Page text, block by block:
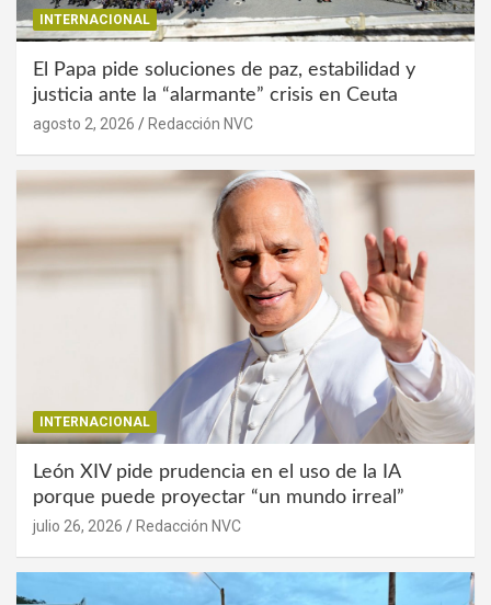
INTERNACIONAL
El Papa pide soluciones de paz, estabilidad y
justicia ante la “alarmante” crisis en Ceuta
agosto 2, 2026 Redacción NVC
INTERNACIONAL
León XIV pide prudencia en el uso de la IA
porque puede proyectar “un mundo irreal”
julio 26, 2026 Redacción NVC